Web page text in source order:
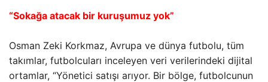
“Sokağa atacak bir kuruşumuz yok”
Osman Zeki Korkmaz, Avrupa ve dünya futbolu, tüm
takımlar, futbolcuları inceleyen veri verilerindeki dijital
ortamlar, “Yönetici satışı arıyor. Bir bölge, futbolcunun